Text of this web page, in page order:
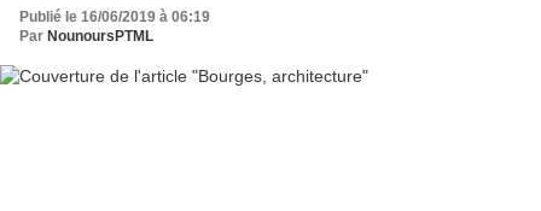
Publié le 16/06/2019 à 06:19
Par NounoursPTML